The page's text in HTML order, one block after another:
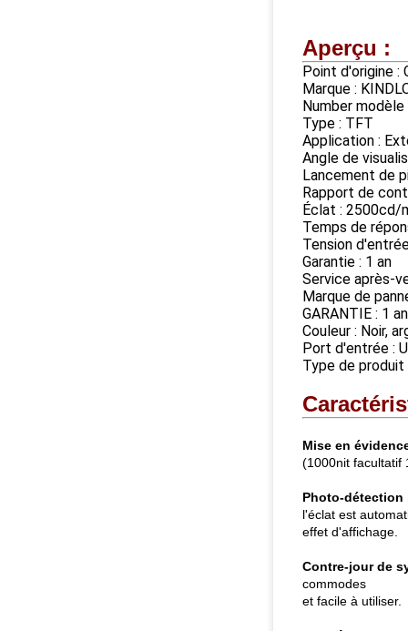
Aperçu :
Point d'origine :
Marque :
Number modèle
Type : TFT
Application :
Angle de
Lancement de
Rapport de
Éclat : 2500cd/
Temps de
Tension
Garantie : 1 an
Service après-
Marque de
GARANTIE : 1 an
Couleur : Noir,
Port d'entrée :
Type de produit
Mise en
(1000nit facultatif
Photo-
l'éclat est
effet d'affichage.
Contre-jour de
commodes
et facile à utiliser.